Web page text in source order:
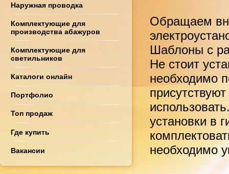
Наружная проводка
Комплектующие для
производства абажуров
Комплектующие для
светильников
Каталоги онлайн
Портфолио
Топ продаж
Где купить
Вакансии
Обращаем
Шаблоны с
Не стоит
необходимо
установки в
необходимо